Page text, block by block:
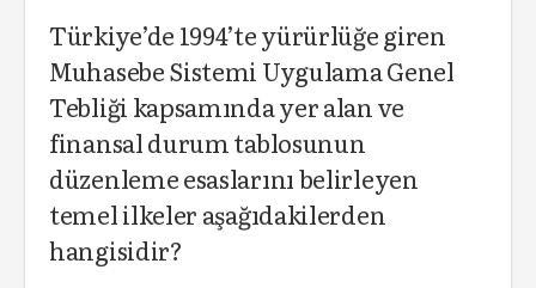
Türkiye’de 1994’te yürürlüğe giren
Muhasebe Sistemi Uygulama Genel
Tebliği kapsamında yer alan ve
finansal durum tablosunun
düzenleme esaslarını belirleyen
temel ilkeler aşağıdakilerden
hangisidir?